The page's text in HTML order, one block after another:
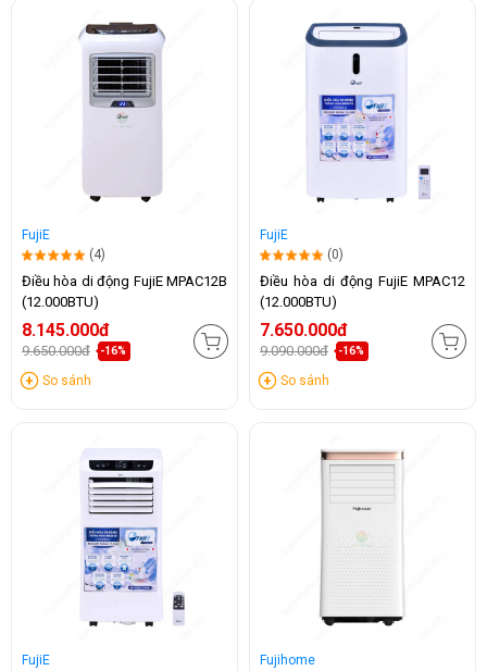
FujiE
(4)
Điều hòa di động FujiE MPAC12B
(12.000BTU)
8.145.000đ
9.650.000đ -16%
So sánh
FujiE
(0)
Điều hòa di động FujiE MPAC12
(12.000BTU)
7.650.000đ
9.090.000đ -16%
So sánh
FujiE
Fujihome